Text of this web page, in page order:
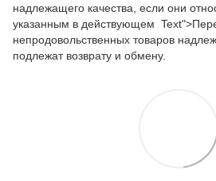
надлежащего качества, если они
указанным в действующем
непродовольственных товаров
подлежат возврату и обмену.